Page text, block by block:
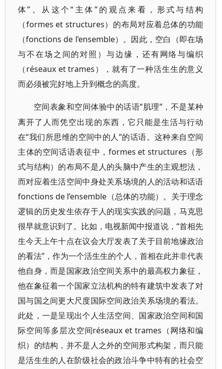
体”。从这个“主体”的观点来看，形式与结构
（formes et structures）的布局对应着总体的功能
（fonctions de l’ensemble）。因此，空白（即在场
与不在场之间的对照）与边缘，还有网络与编织
（réseaux et trames），就有了一种活生生的意义
而必须被完好地上升到概念的高度。
空间表象和空间体验中的话语“肌理”，不是某种
离开了人而凭空出现的东西，它只能是生活与行动
在“我们所思维的空间中的人”的话语。这种来自空间
主体的空间话语表征中，formes et structures（形
式与结构）的布局不是人的头脑中产生的主观想法，
而对应着生活空间中身处关系场境的人的活动和话语
fonctions de l’ensemble（总体的功能）。关于理念
逻辑的历史发生依存于人的现实实践的问题，马克思
很早就意识到了。比如，电视新闻中报道说，“首相先
生今天上午十点在议会大厅发表了关于目前地缘政治
的看法”，作为一个活生生的个人，首相在此并非代表
他自身，而是国家政治空间关系中的最高权力象征，
他在象征着一个国家立法机构的特有建筑中发表了对
国与国之间更大尺度国际空间政治关系场境的看法。
此处，一是呈现出个人生活空间、国家政治空间和国
际空间等多层次空间réseaux et trames（网络和编
织）的结构，并不是人之外的空间形式构架，而只能
是活生生的人在阶级社会的政治斗争中特有的社会空